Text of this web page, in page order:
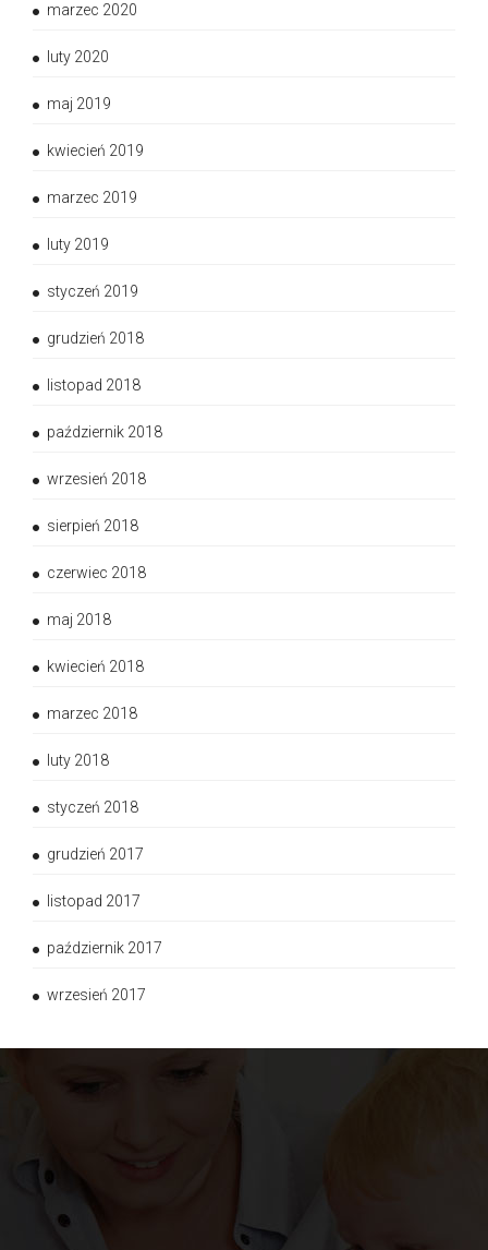
marzec 2020
luty 2020
maj 2019
kwiecień 2019
marzec 2019
luty 2019
styczeń 2019
grudzień 2018
listopad 2018
październik 2018
wrzesień 2018
sierpień 2018
czerwiec 2018
maj 2018
kwiecień 2018
marzec 2018
luty 2018
styczeń 2018
grudzień 2017
listopad 2017
październik 2017
wrzesień 2017